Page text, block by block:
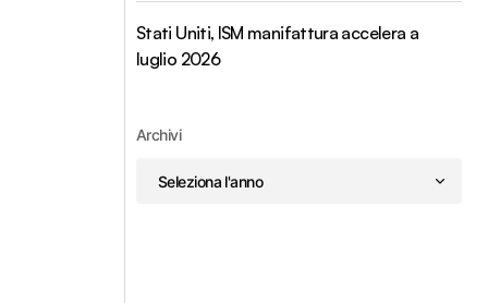
Stati Uniti, ISM manifattura accelera a
luglio 2026
Archivi